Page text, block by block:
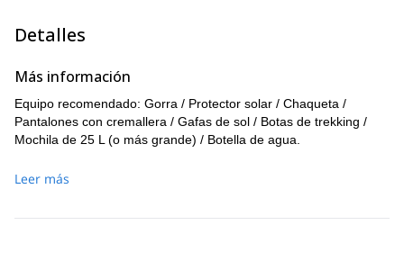
Detalles
Más información
Equipo recomendado: Gorra / Protector solar / Chaqueta /
Pantalones con cremallera / Gafas de sol / Botas de trekking /
Mochila de 25 L (o más grande) / Botella de agua.
Leer más